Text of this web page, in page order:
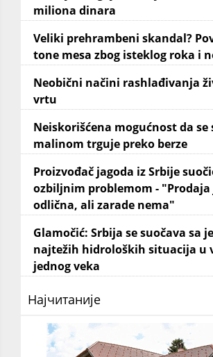
miliona dinara
Veliki prehrambeni skandal?
tone mesa zbog isteklog roka i
Neobični načini rashlađivanja
vrtu
Neiskorišćena mogućnost da se
malinom trguje preko berze
Proizvođač jagoda iz Srbije
ozbiljnim problemom - "Prodaja
odlična, ali zarade nema"
Glamočić: Srbija se suočava sa
najtežih hidroloških situacija u
jednog veka
Најчитаније